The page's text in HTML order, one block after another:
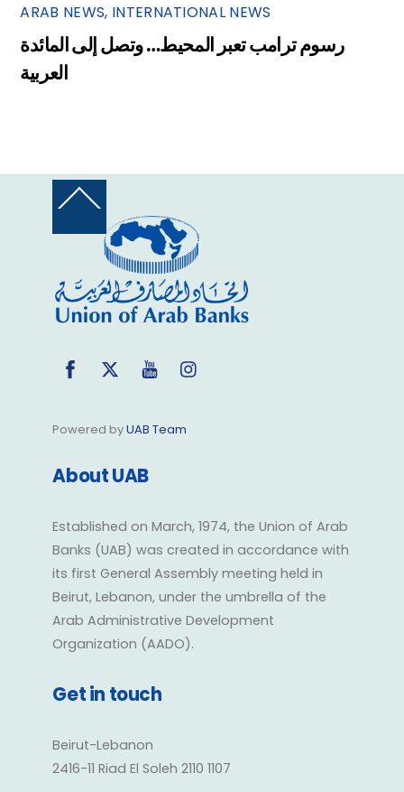
ARAB NEWS, INTERNATIONAL NEWS
رسوم ترامب تعبر المحيط… وتصل إلى المائدة
العربية
Back
Top
FacebookTwitter YouTube
Powered byUAB Team
About UAB
Established on March, 1974, the Union of Arab
Banks (UAB) was created in accordance with
its first General Assembly meeting held in
Beirut, Lebanon, under the umbrella of the
Arab Administrative Development
Organization (AADO).
Get in touch
Beirut-Lebanon
2416-11 Riad El Soleh 2110 1107